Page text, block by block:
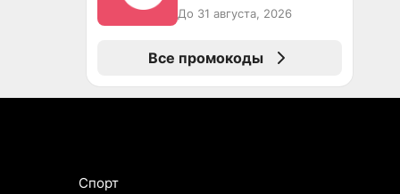
До 31 августа, 2026
Все промокоды
Спорт